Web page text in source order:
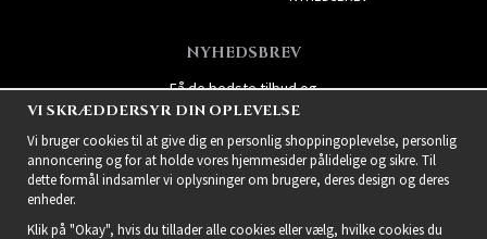
NYHEDSBREV
Få de bedste tilbud og
spændende nye produkter!
VI SKRÆDDERSYR DIN OPLEVELSE
Vi bruger cookies til at give dig en personlig shoppingoplevelse, personlig
annoncering og for at holde vores hjemmesider pålidelige og sikre. Til
dette formål indsamler vi oplysninger om brugere, deres design og deres
enheder.
Klik på "Okay", hvis du tillader alle cookies eller vælg, hvilke cookies du